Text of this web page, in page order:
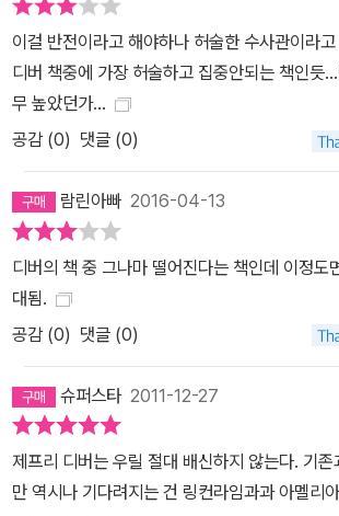
줄 수 있는 엔터테인먼트적 재미를 갖춘 작품이
이걸 반전이라고 해야하나 허술한 수사관이라
디버 책중에 가장 허술하고 집중안되는 책인듯
무 높았던가...
공감 (0) 댓글 (0)
람린아빠 2016-04-13
디버의 책 중 그나마 떨어진다는 책인데 이정도
대됨.
공감 (0) 댓글 (0)
슈퍼스타2011-12-27
제프리 디버는 우릴 절대 배신하지 않는다. 기존
만 역시나 기다려지는 건 링컨라임과과 아멜리